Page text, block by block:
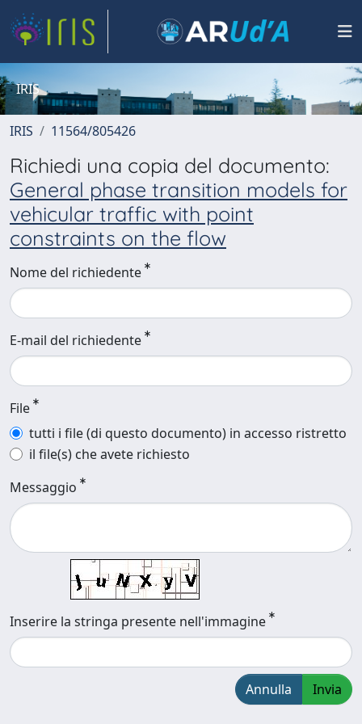
IRIS
IRIS 11564/805426
Richiedi una copia del documento:
General phase transition models for
vehicular traffic with point
constraints on the flow
Nome del richiedente
E-mail del richiedente
File
tutti i file (di questo documento) in accesso ristretto
il file(s) che avete richiesto
Messaggio
Inserire la stringa presente nell'immagine
Annulla Invia